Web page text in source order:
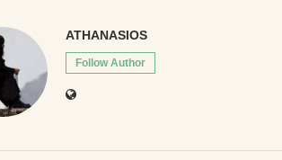
ATHANASIOS
Follow Author